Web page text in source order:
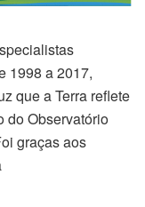
1998 a 2017,
que a Terra reflete
do Observatório
graças aos